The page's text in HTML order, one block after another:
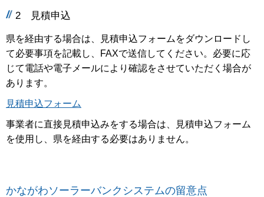
2 見積申込
県を経由する場合は、見積申込フォームをダウンロードし
て必要事項を記載し、FAXで送信してください。必要に応
じて電話や電子メールにより確認をさせていただく場合が
あります。
見積申込フォーム
事業者に直接見積申込みをする場合は、見積申込フォーム
を使用し、県を経由する必要はありません。
かながわソーラーバンクシステムの留意点